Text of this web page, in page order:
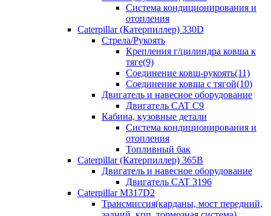
Система кондиционирования и
отопления
Caterpillar (Катерпиллер) 330D
Стрела/Рукоять
Крепления г/цилиндра ковша к
тяге(9)
Соединение ковш-рукоять(11)
Соединение ковша с тягой(10)
Двигатель и навесное оборудование
Двигатель CAT C9
Кабина, кузовные детали
Система кондиционирования и
отопления
Топливный бак
Caterpillar (Катерпиллер) 365B
Двигатель и навесное оборудование
Двигатель CAT 3196
Caterpillar M317D2
Трансмиссия(карданы, мост передний,